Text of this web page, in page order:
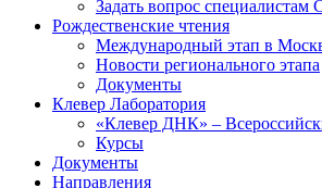
Задать вопрос
Рождественские чтения
Международный этап в
Новости регионального этапа
Документы
Клевер Лаборатория
«Клевер ДНК» –
Курсы
Документы
Направления